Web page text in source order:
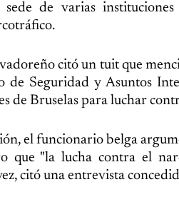
sede de varias
citó un tuit que
de Seguridad y Asuntos
de Bruselas para luchar
el funcionario belga
que "la lucha contra el
citó una entrevista